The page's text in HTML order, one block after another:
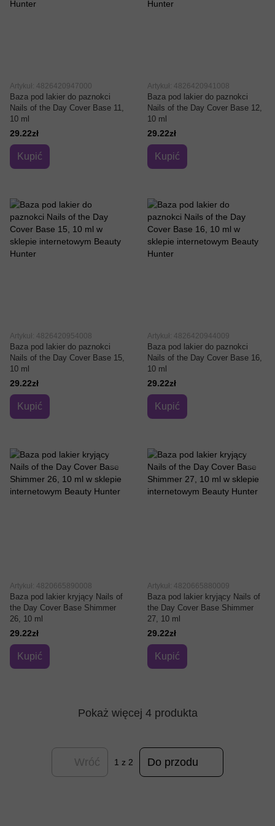
Artykuł: 4826420947000
Baza pod lakier do paznokci
Nails of the Day Cover Base 11,
10 ml
29.22zł
Kupić
Artykuł: 4826420941008
Baza pod lakier do paznokci
Nails of the Day Cover Base 12,
10 ml
29.22zł
Kupić
Artykuł: 4826420954008
Baza pod lakier do paznokci
Nails of the Day Cover Base 15,
10 ml
29.22zł
Kupić
Artykuł: 4826420944009
Baza pod lakier do paznokci
Nails of the Day Cover Base 16,
10 ml
29.22zł
Kupić
Artykuł: 4820665890008
Baza pod lakier kryjący Nails of
the Day Cover Base Shimmer
26, 10 ml
29.22zł
Kupić
Artykuł: 4820665880009
Baza pod lakier kryjący Nails of
the Day Cover Base Shimmer
27, 10 ml
29.22zł
Kupić
Pokaż więcej 4 produkta
Wróć 1 z 2 Do przodu